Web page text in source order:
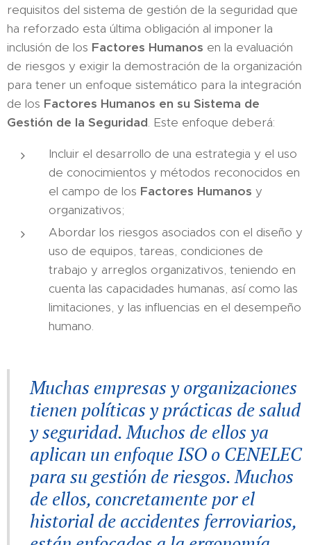
requisitos del sistema de gestión de la seguridad que
ha reforzado esta última obligación al imponer la
inclusión de los Factores Humanos en la evaluación
de riesgos y exigir la demostración de la organización
para tener un enfoque sistemático para la integración
de los Factores Humanos en su Sistema de
Gestión de la Seguridad. Este enfoque deberá:
Incluir el desarrollo de una estrategia y el uso
de conocimientos y métodos reconocidos en
el campo de los Factores Humanos y
organizativos;
Abordar los riesgos asociados con el diseño y
uso de equipos, tareas, condiciones de
trabajo y arreglos organizativos, teniendo en
cuenta las capacidades humanas, así como las
limitaciones, y las influencias en el desempeño
humano.
Muchas empresas y organizaciones
tienen políticas y prácticas de salud
y seguridad. Muchos de ellos ya
aplican un enfoque ISO o CENELEC
para su gestión de riesgos. Muchos
de ellos, concretamente por el
historial de accidentes ferroviarios,